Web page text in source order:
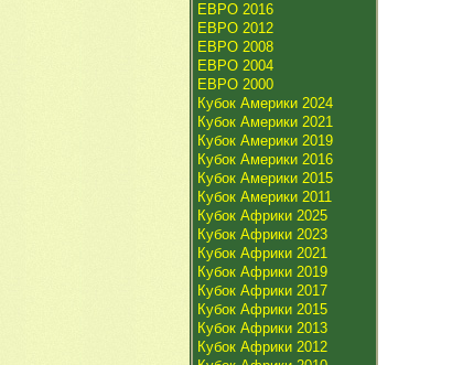
ЕВРО 2016
ЕВРО 2012
ЕВРО 2008
ЕВРО 2004
ЕВРО 2000
Кубок Америки 2024
Кубок Америки 2021
Кубок Америки 2019
Кубок Америки 2016
Кубок Америки 2015
Кубок Америки 2011
Кубок Африки 2025
Кубок Африки 2023
Кубок Африки 2021
Кубок Африки 2019
Кубок Африки 2017
Кубок Африки 2015
Кубок Африки 2013
Кубок Африки 2012